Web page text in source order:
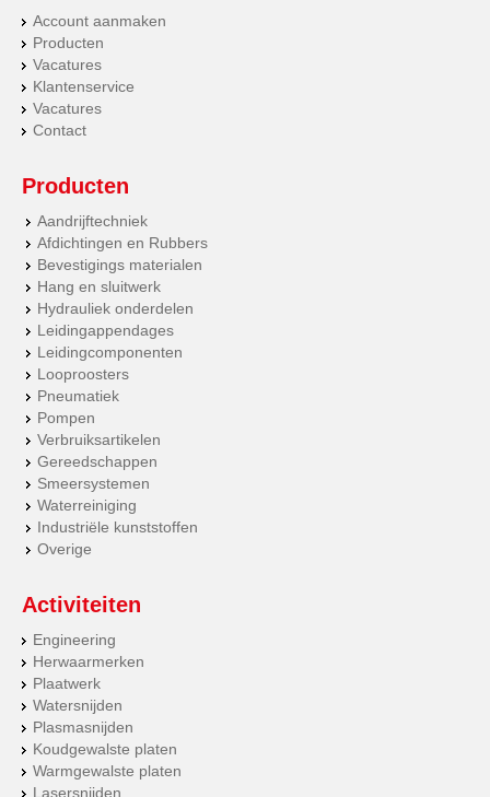
Account aanmaken
Producten
Vacatures
Klantenservice
Vacatures
Contact
Producten
Aandrijftechniek
Afdichtingen en Rubbers
Bevestigings materialen
Hang en sluitwerk
Hydrauliek onderdelen
Leidingappendages
Leidingcomponenten
Looproosters
Pneumatiek
Pompen
Verbruiksartikelen
Gereedschappen
Smeersystemen
Waterreiniging
Industriële kunststoffen
Overige
Activiteiten
Engineering
Herwaarmerken
Plaatwerk
Watersnijden
Plasmasnijden
Koudgewalste platen
Warmgewalste platen
Lasersnijden